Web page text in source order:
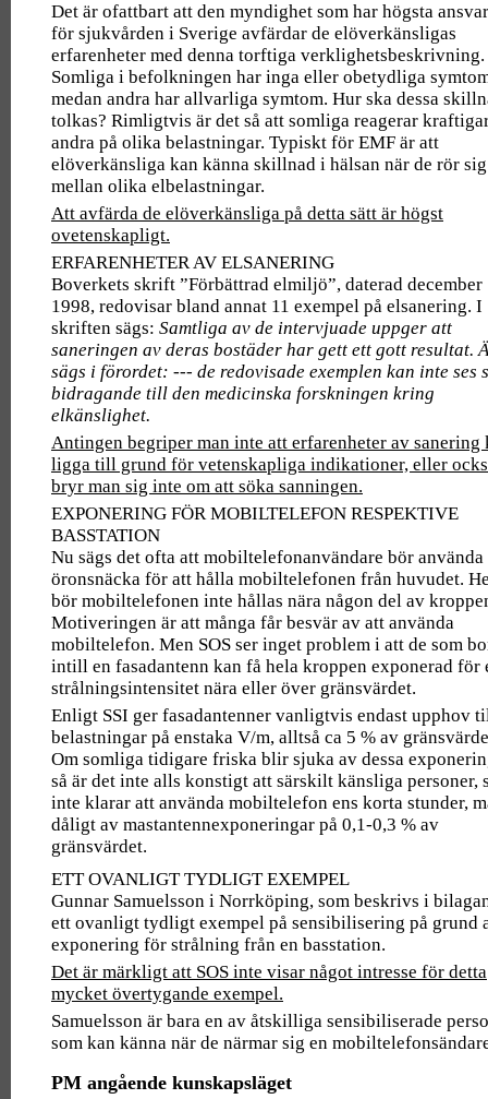
Det är ofattbart att den myndighet som har högsta
för sjukvården i Sverige avfärdar de elöverkänsligas
erfarenheter med denna torftiga verklighetsbeskrivning.
Somliga i befolkningen har inga eller obetydliga
medan andra har allvarliga symtom. Hur ska dessa
tolkas? Rimligtvis är det så att somliga reagerar
andra på olika belastningar. Typiskt för EMF är att
elöverkänsliga kan känna skillnad i hälsan när de rör sig
mellan olika elbelastningar.
Att avfärda de elöverkänsliga på detta sätt är högst
ovetenskapligt.
ERFARENHETER AV ELSANERING
Boverkets skrift ”Förbättrad elmiljö”, daterad december
1998, redovisar bland annat 11 exempel på elsanering. I
skriften sägs: Samtliga av de intervjuade uppger att
saneringen av deras bostäder har gett ett gott resultat.
sägs i förordet: --- de redovisade exemplen kan inte ses
bidragande till den medicinska forskningen kring
elkänslighet.
Antingen begriper man inte att erfarenheter av sanering
ligga till grund för vetenskapliga indikationer, eller
bryr man sig inte om att söka sanningen.
EXPONERING FÖR MOBILTELEFON RESPEKTIVE
BASSTATION
Nu sägs det ofta att mobiltelefonanvändare bör använda
öronsnäcka för att hålla mobiltelefonen från huvudet.
bör mobiltelefonen inte hållas nära någon del av
Motiveringen är att många får besvär av att använda
mobiltelefon. Men SOS ser inget problem i att de som
intill en fasadantenn kan få hela kroppen exponerad för
strålningsintensitet nära eller över gränsvärdet.
Enligt SSI ger fasadantenner vanligtvis endast upphov
belastningar på enstaka V/m, alltså ca 5 % av
Om somliga tidigare friska blir sjuka av dessa
så är det inte alls konstigt att särskilt känsliga personer,
inte klarar att använda mobiltelefon ens korta stunder,
dåligt av mastantennexponeringar på 0,1-0,3 % av
gränsvärdet.
ETT OVANLIGT TYDLIGT EXEMPEL
Gunnar Samuelsson i Norrköping, som beskrivs i
ett ovanligt tydligt exempel på sensibilisering på grund
exponering för strålning från en basstation.
Det är märkligt att SOS inte visar något intresse för detta
mycket övertygande exempel.
Samuelsson är bara en av åtskilliga sensibiliserade
som kan känna när de närmar sig en
PM angående kunskapsläget